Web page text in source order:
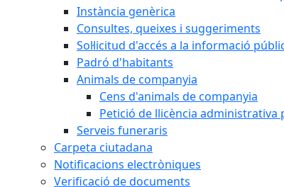
Instància genèrica
Consultes, queixes i suggeriments
Sol·licitud d'accés a la informació
Padró d'habitants
Animals de companyia
Cens d'animals de companyia
Petició de llicència
Serveis funeraris
Carpeta ciutadana
Notificacions electròniques
Verificació de documents